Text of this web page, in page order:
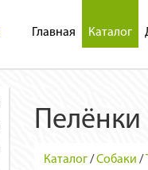
Главная Каталог
Пелёнки
Каталог/Собаки /